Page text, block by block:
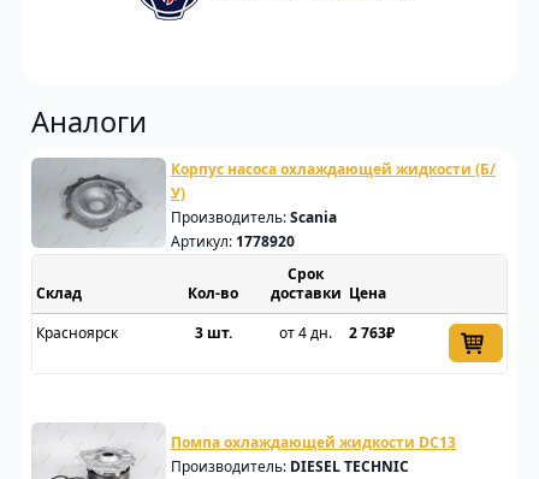
Аналоги
Корпус насоса охлаждающей жидкости (Б/
У)
Производитель:Scania
Артикул: 1778920
Склад
Срок
доставки Цена
Красноярск
3 шт. от 4 дн. 2 763₽
Помпа охлаждающей жидкости DC13
Производитель: DIESEL TECHNIC